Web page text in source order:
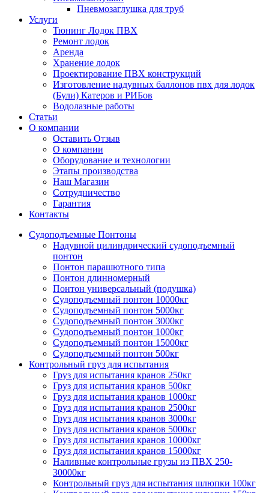
Пневмозаглушка для труб
Услуги
Тюнинг Лодок ПВХ
Ремонт лодок
Аренда
Хранение лодок
Проектирование ПВХ конструкций
Изготовление надувных баллонов пвх для лодок
(Були) Катеров и РИБов
Водолазные работы
Статьи
О компании
Оставить Отзыв
О компании
Оборудование и технологии
Этапы производства
Наш Магазин
Сотрудничество
Гарантия
Контакты
Судоподъемные Понтоны
Надувной цилиндрический судоподъемный
понтон
Понтон парашютного типа
Понтон длинномерный
Понтон универсальный (подушка)
Судоподъемный понтон 10000кг
Судоподъемный понтон 5000кг
Судоподъемный понтон 3000кг
Судоподъемный понтон 1000кг
Судоподъемный понтон 15000кг
Судоподъемный понтон 500кг
Контрольный груз для испытания
Груз для испытания кранов 250кг
Груз для испытания кранов 500кг
Груз для испытания кранов 1000кг
Груз для испытания кранов 2500кг
Груз для испытания кранов 3000кг
Груз для испытания кранов 5000кг
Груз для испытания кранов 10000кг
Груз для испытания кранов 15000кг
Наливные контрольные грузы из ПВХ 250-
30000кг
Контрольный груз для испытания шлюпки 100кг